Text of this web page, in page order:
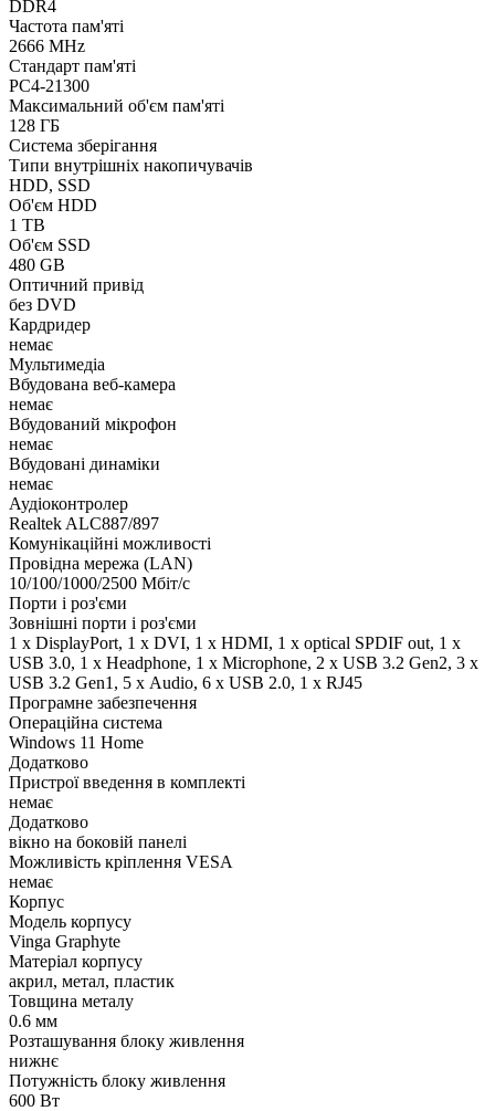
DDR4
Частота пам'яті
2666 MHz
Стандарт пам'яті
PC4-21300
Максимальний об'єм пам'яті
128 ГБ
Система зберігання
Типи внутрішніх накопичувачів
HDD, SSD
Об'єм HDD
1 TB
Об'єм SSD
480 GB
Оптичний привід
без DVD
Кардридер
немає
Мультимедіа
Вбудована веб-камера
немає
Вбудований мікрофон
немає
Вбудовані динаміки
немає
Аудіоконтролер
Realtek ALC887/897
Комунікаційні можливості
Провідна мережа (LAN)
10/100/1000/2500 Мбіт/с
Порти і роз'єми
Зовнішні порти і роз'єми
1 x DisplayPort, 1 x DVI, 1 x HDMI, 1 x optical SPDIF out, 1 x
USB 3.0, 1 x Нeadphone, 1 х Microphone, 2 x USB 3.2 Gen2, 3 x
USB 3.2 Gen1, 5 х Audio, 6 x USB 2.0, 1 x RJ45
Програмне забезпечення
Операційна система
Windows 11 Home
Додатково
Пристрої введення в комплекті
немає
Додатково
вікно на боковій панелі
Можливість кріплення VESA
немає
Корпус
Модель корпусу
Vinga Graphyte
Матеріал корпусу
акрил, метал, пластик
Товщина металу
0.6 мм
Розташування блоку живлення
нижнє
Потужність блоку живлення
600 Вт